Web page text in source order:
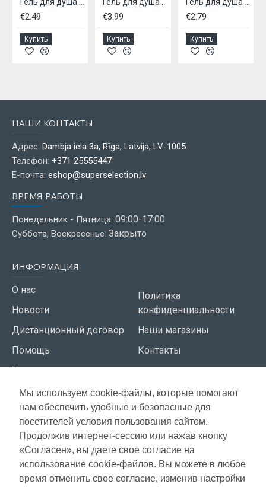
Мы используем cookie-файлы, которые помогают
нам обеспечить удобные и безопасные для
посетителей условия пользования сайтом.
Продолжив интернет-сессию или нажав кнопку
«Согласен», вы даете свое согласие на
использование cookie-файлов. Вы можете в любое
время отменить свое согласие, изменив настройки
€2.49
Купить
€3.99
Купить
€2.79
Купить
НАШИ КОНТАКТЫ
Адрес: Dambja iela 3a, Rīga, Latvija, LV-1005
Телефон: +371 25555447
Е-почта: eshop@superselection.lv
ВРЕМЯ РАБОТЫ
Понедельник - Пятница: 09:00-17:00
Суббота, Воскресенье: Закрыто
ИНФОРМАЦИЯ
О нас
Новости
Дистанционный договор
Помощь
Условия использования
Политика
конфиденциальности
Наши магазины
Контакты
СЕРВИС КЛИЕНТОВ
Доставка
Оплата
Газета акций